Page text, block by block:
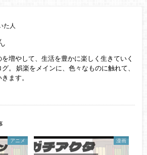
た人
増やして、生活を豊かに楽しく生きていく
。 娯楽をメインに、色々なものに触れて、
ます。
アニメ 漫画